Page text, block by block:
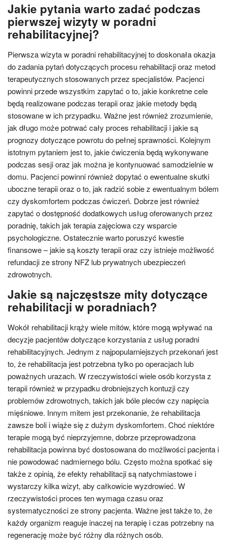
Jakie pytania warto zadać podczas
pierwszej wizyty w poradni
rehabilitacyjnej?
Pierwsza wizyta w poradni rehabilitacyjnej to doskonała okazja
do zadania pytań dotyczących procesu rehabilitacji oraz metod
terapeutycznych stosowanych przez specjalistów. Pacjenci
powinni przede wszystkim zapytać o to, jakie konkretne cele
będą realizowane podczas terapii oraz jakie metody będą
stosowane w ich przypadku. Ważne jest również zrozumienie,
jak długo może potrwać cały proces rehabilitacji i jakie są
prognozy dotyczące powrotu do pełnej sprawności. Kolejnym
istotnym pytaniem jest to, jakie ćwiczenia będą wykonywane
podczas sesji oraz jak można je kontynuować samodzielnie w
domu. Pacjenci powinni również dopytać o ewentualne skutki
uboczne terapii oraz o to, jak radzić sobie z ewentualnym bólem
czy dyskomfortem podczas ćwiczeń. Dobrze jest również
zapytać o dostępność dodatkowych usług oferowanych przez
poradnię, takich jak terapia zajęciowa czy wsparcie
psychologiczne. Ostatecznie warto poruszyć kwestie
finansowe – jakie są koszty terapii oraz czy istnieje możliwość
refundacji ze strony NFZ lub prywatnych ubezpieczeń
zdrowotnych.
Jakie są najczęstsze mity dotyczące
rehabilitacji w poradniach?
Wokół rehabilitacji krąży wiele mitów, które mogą wpływać na
decyzje pacjentów dotyczące korzystania z usług poradni
rehabilitacyjnych. Jednym z najpopularniejszych przekonań jest
to, że rehabilitacja jest potrzebna tylko po operacjach lub
poważnych urazach. W rzeczywistości wiele osób korzysta z
terapii również w przypadku drobniejszych kontuzji czy
problemów zdrowotnych, takich jak bóle pleców czy napięcia
mięśniowe. Innym mitem jest przekonanie, że rehabilitacja
zawsze boli i wiąże się z dużym dyskomfortem. Choć niektóre
terapie mogą być nieprzyjemne, dobrze przeprowadzona
rehabilitacja powinna być dostosowana do możliwości pacjenta i
nie powodować nadmiernego bólu. Często można spotkać się
także z opinią, że efekty rehabilitacji są natychmiastowe i
wystarczy kilka wizyt, aby całkowicie wyzdrowieć. W
rzeczywistości proces ten wymaga czasu oraz
systematyczności ze strony pacjenta. Ważne jest także to, że
każdy organizm reaguje inaczej na terapię i czas potrzebny na
regenerację może być różny dla różnych osób.